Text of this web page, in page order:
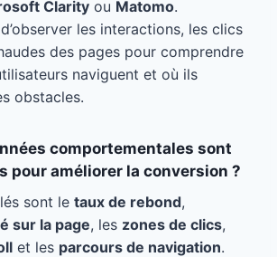
Clarity ou Matomo.
les interactions, les clics
des pages pour comprendre
naviguent et où ils
obstacles.
comportementales sont
pour améliorer la conversion ?
sont le taux de rebond,
sur la page, les zones de clics,
et les parcours de navigation.